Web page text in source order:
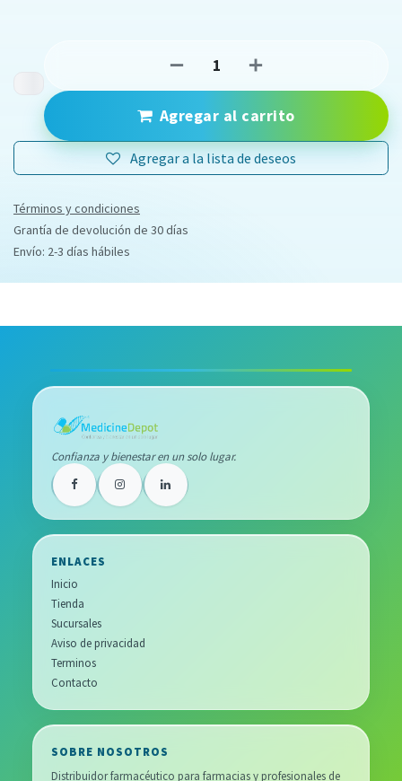
Agregar al carrito
Agregar a la lista de deseos
Términos y condiciones
Grantía de devolución de 30 días
Envío: 2-3 días hábiles
Confianza y bienestar en un solo lugar.
ENLACES
Inicio
Tienda
Sucursales
Aviso de privacidad
Terminos
Contacto
SOBRE NOSOTROS
Distribuidor farmacéutico para farmacias y profesionales de